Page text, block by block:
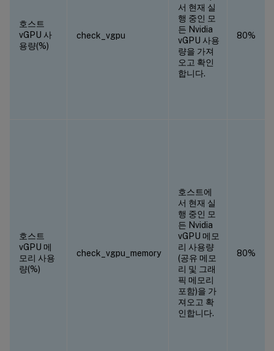
호스트
vGPU 사
용량(%)
check_vgpu
서 현재 실
행 중인 모
든 Nvidia
vGPU 사용
량을 가져
오고 확인
합니다.
80%
호스트
vGPU 메
모리 사용
량(%)
check_vgpu_memory
호스트에
서 현재 실
행 중인 모
든 Nvidia
vGPU 메모
리 사용량
(공유 메모
리 및 그래
픽 메모리
포함)을 가
져오고 확
인합니다.
80%